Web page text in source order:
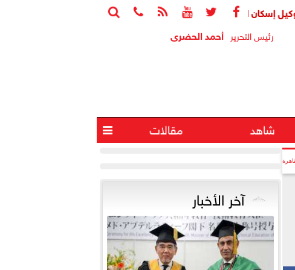






النواب: الوحدات المغلقة ثروة قومية معطلة واستغلالها يخفف أزمة
رئيس التحرير أحمد الحضرى
شاهد مقالات 
آخر الأخبار